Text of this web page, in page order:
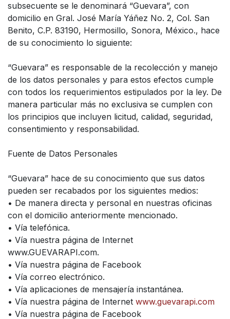
subsecuente se le denominará “Guevara”, con
domicilio en Gral. José María Yáñez No. 2, Col. San
Benito, C.P. 83190, Hermosillo, Sonora, México., hace
de su conocimiento lo siguiente:
“Guevara” es responsable de la recolección y manejo
de los datos personales y para estos efectos cumple
con todos los requerimientos estipulados por la ley. De
manera particular más no exclusiva se cumplen con
los principios que incluyen licitud, calidad, seguridad,
consentimiento y responsabilidad.
Fuente de Datos Personales
“Guevara” hace de su conocimiento que sus datos
pueden ser recabados por los siguientes medios:
• De manera directa y personal en nuestras oficinas
con el domicilio anteriormente mencionado.
• Vía telefónica.
• Vía nuestra página de Internet
www.GUEVARAPI.com.
• Vía nuestra página de Facebook
• Vía correo electrónico.
• Vía aplicaciones de mensajería instantánea.
• Vía nuestra página de Internet www.guevarapi.com
• Vía nuestra página de Facebook